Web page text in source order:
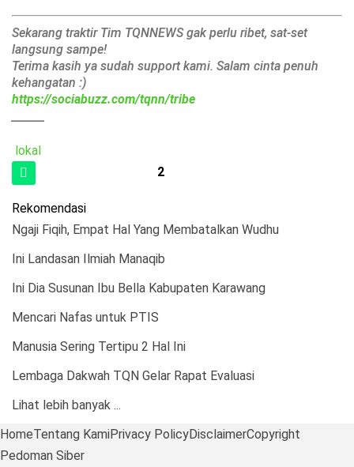
Sekarang traktir Tim TQNNEWS gak perlu ribet, sat-set
langsung sampe!
Terima kasih ya sudah support kami. Salam cinta penuh
kehangatan :)
https://sociabuzz.com/tqnn/tribe
lokal
2
Rekomendasi
Ngaji Fiqih, Empat Hal Yang Membatalkan Wudhu
Ini Landasan Ilmiah Manaqib
Ini Dia Susunan Ibu Bella Kabupaten Karawang
Mencari Nafas untuk PTIS
Manusia Sering Tertipu 2 Hal Ini
Lembaga Dakwah TQN Gelar Rapat Evaluasi
Lihat lebih banyak ...
HomeTentang KamiPrivacy PolicyDisclaimerCopyright
Pedoman Siber